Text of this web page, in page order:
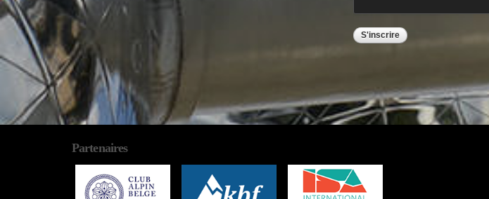
Partenaires